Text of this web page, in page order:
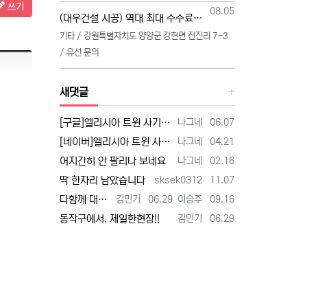
쓰기 등록일
08.05
(대우건설 시공) 역대 최대 수수료 지급, 단독 단일 영업본부 선착순 모집 (팀,팀원 개별문의 가능)
기타 / 강원특별자치도 양양군 강현면 전진리 7-3
/ 유선 문의
새댓글
등록자
나그네 등록일
06.07
[구글]엘리시아 트윈 사기 - 검색
등록자
나그네 등록일
04.21
[네이버]엘리시아 트윈 사기 - 검색
등록자
나그네 등록일
02.16
어지간히 안 팔리나 보네요
등록자
sksek0312 등록일
11.07
딱 한자리 남았습니다
등록자
이승주 등록일
09.16
등록자
김민기 등록일
06.29
다함께 대박납니다.
등록자
김민기 등록일
06.29
동작구에서. 제일한현장!!